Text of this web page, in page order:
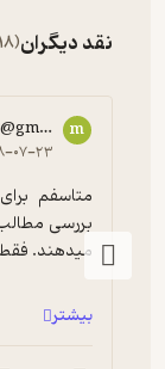
نقد دیگران(18 نقد)
m
۱۳۹۸-
میدهند.
بیشتر